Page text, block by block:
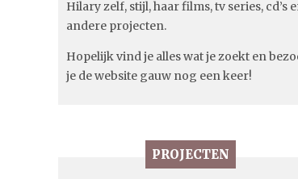
Hilary zelf, stijl, haar films, tv series, cd’s
andere projecten.
Hopelijk vind je alles wat je zoekt en
je de website gauw nog een keer!
PROJECTEN